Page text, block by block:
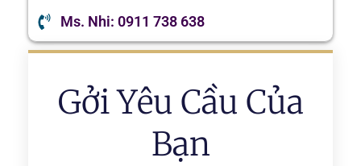
Ms. Nhi: 0911 738 638
Gởi Yêu Cầu Của
Bạn